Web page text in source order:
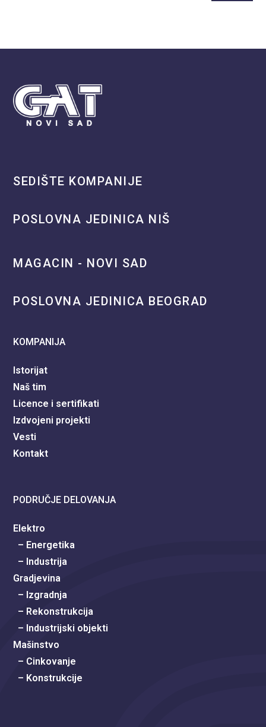
SEDIŠTE KOMPANIJE
POSLOVNA JEDINICA NIŠ
MAGACIN - NOVI SAD
POSLOVNA JEDINICA BEOGRAD
KOMPANIJA
Istorijat
Naš tim
Licence i sertifikati
Izdvojeni projekti
Vesti
Kontakt
PODRUČJE DELOVANJA
Elektro
– Energetika
– Industrija
Gradjevina
– Izgradnja
– Rekonstrukcija
– Industrijski objekti
Mašinstvo
– Cinkovanje
– Konstrukcije